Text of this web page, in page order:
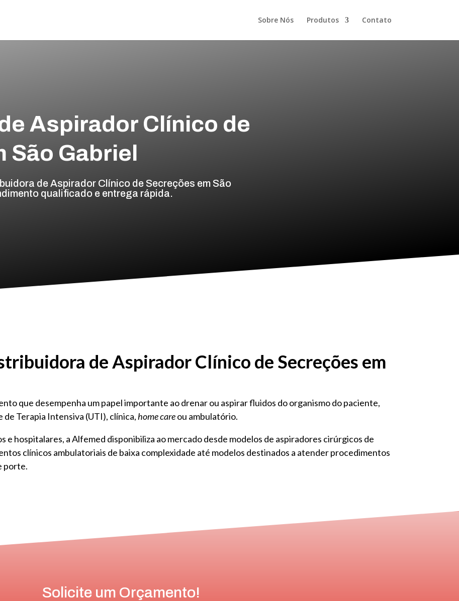
Sobre Nós Produtos Contato
Aspirador Clínico de
São Gabriel
de Aspirador Clínico de Secreções em São
qualificado e entrega rápida.
de Aspirador Clínico de Secreções em
que desempenha um papel importante ao drenar ou aspirar fluidos do organismo do paciente,
Terapia Intensiva (UTI), clínica,home careou ambulatório.
e hospitalares, a Alfemed disponibiliza ao mercado desde modelos de aspiradores cirúrgicos de
clínicos ambulatoriais de baixa complexidade até modelos destinados a atender procedimentos
porte.
Solicite um Orçamento!